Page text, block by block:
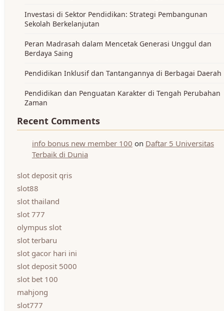
Investasi di Sektor Pendidikan: Strategi Pembangunan
Sekolah Berkelanjutan
Peran Madrasah dalam Mencetak Generasi Unggul dan
Berdaya Saing
Pendidikan Inklusif dan Tantangannya di Berbagai Daerah
Pendidikan dan Penguatan Karakter di Tengah Perubahan
Zaman
Recent Comments
info bonus new member 100 on Daftar 5 Universitas
Terbaik di Dunia
slot deposit qris
slot88
slot thailand
slot 777
olympus slot
slot terbaru
slot gacor hari ini
slot deposit 5000
slot bet 100
mahjong
slot777